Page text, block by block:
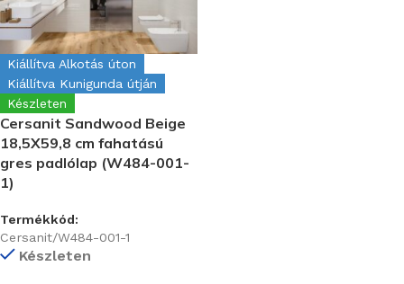
Kiállítva Alkotás úton
Kiállítva Kunigunda útján
Készleten
Cersanit Sandwood Beige
18,5X59,8 cm fahatású
gres padlólap (W484-001-
1)
Termékkód:
Cersanit/W484-001-1
Készleten